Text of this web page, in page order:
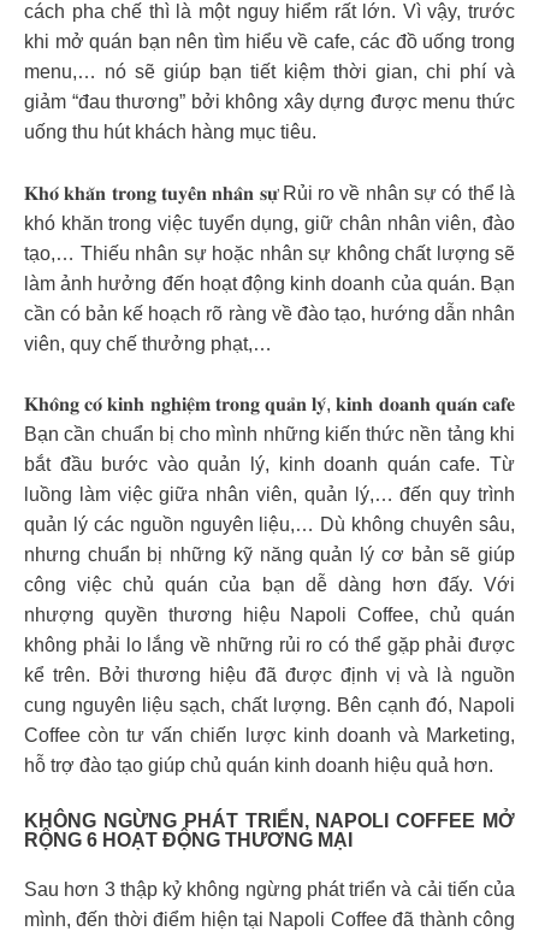
cách pha chế thì là một nguy hiểm rất lớn. Vì vậy, trước
khi mở quán bạn nên tìm hiểu về cafe, các đồ uống trong
menu,… nó sẽ giúp bạn tiết kiệm thời gian, chi phí và
giảm “đau thương” bởi không xây dựng được menu thức
uống thu hút khách hàng mục tiêu.
𝐊𝐡𝐨́ 𝐤𝐡𝐚̆𝐧 𝐭𝐫𝐨𝐧𝐠 𝐭𝐮𝐲𝐞̂̉𝐧 𝐧𝐡𝐚̂𝐧 𝐬𝐮̛̣ Rủi ro về nhân sự có thể là
khó khăn trong việc tuyển dụng, giữ chân nhân viên, đào
tạo,… Thiếu nhân sự hoặc nhân sự không chất lượng sẽ
làm ảnh hưởng đến hoạt động kinh doanh của quán. Bạn
cần có bản kế hoạch rõ ràng về đào tạo, hướng dẫn nhân
viên, quy chế thưởng phạt,…
𝐊𝐡𝐨̂𝐧𝐠 𝐜𝐨́ 𝐤𝐢𝐧𝐡 𝐧𝐠𝐡𝐢𝐞̣̂𝐦 𝐭𝐫𝐨𝐧𝐠 𝐪𝐮𝐚̉𝐧 𝐥𝐲́, 𝐤𝐢𝐧𝐡 𝐝𝐨𝐚𝐧𝐡 𝐪𝐮𝐚́𝐧 𝐜𝐚𝐟𝐞
Bạn cần chuẩn bị cho mình những kiến thức nền tảng khi
bắt đầu bước vào quản lý, kinh doanh quán cafe. Từ
luồng làm việc giữa nhân viên, quản lý,… đến quy trình
quản lý các nguồn nguyên liệu,… Dù không chuyên sâu,
nhưng chuẩn bị những kỹ năng quản lý cơ bản sẽ giúp
công việc chủ quán của bạn dễ dàng hơn đấy. Với
nhượng quyền thương hiệu Napoli Coffee, chủ quán
không phải lo lắng về những rủi ro có thể gặp phải được
kể trên. Bởi thương hiệu đã được định vị và là nguồn
cung nguyên liệu sạch, chất lượng. Bên cạnh đó, Napoli
Coffee còn tư vấn chiến lược kinh doanh và Marketing,
hỗ trợ đào tạo giúp chủ quán kinh doanh hiệu quả hơn.
KHÔNG NGỪNG PHÁT TRIỂN, NAPOLI COFFEE MỞ
RỘNG 6 HOẠT ĐỘNG THƯƠNG MẠI
Sau hơn 3 thập kỷ không ngừng phát triển và cải tiến của
mình, đến thời điểm hiện tại Napoli Coffee đã thành công